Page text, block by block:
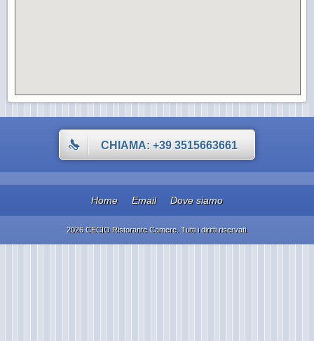
CHIAMA: +39 3515663661
Home Email Dove siamo
2026 CECIO Ristorante Camere. Tutti i diritti riservati.